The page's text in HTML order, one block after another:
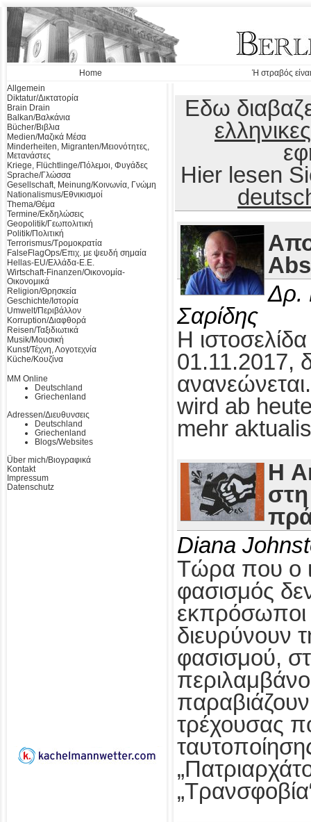
Home
Ή στραβός
Allgemein
Diktatur/Δικτατορία
Brain Drain
Balkan/Βαλκάνια
Bücher/Βιβλια
Medien/Μαζικά Μέσα
Minderheiten, Migranten/Μειονότητες,
Μετανάστες
Kriege, Flüchtlinge/Πόλεμοι, Φυγάδες
Sprache/Γλώσσα
Gesellschaft, Meinung/Κοινωνία, Γνώμη
Nationalismus/Εθνικισμοί
Thema/Θέμα
Termine/Εκδηλώσεις
Geopolitik/Γεωπολιτική
Politik/Πολιτική
Terrorismus/Τρομοκρατία
FalseFlagOps/Επιχ. με ψευδή σημαία
Hellas-EU/Ελλάδα-Ε.Ε.
Wirtschaft-Finanzen/Οικονομία-
Οικονομικά
Religion/Θρησκεία
Geschichte/Ιστορία
Umwelt/Περιβάλλον
Korruption/Διαφθορά
Reisen/Ταξιδιωτικά
Musik/Μουσική
Kunst/Τέχνη, Λογοτεχνία
Küche/Κουζίνα
MM Online
Deutschland
Griechenland
Adressen/Διευθυνσεις
Deutschland
Griechenland
Blogs/Websites
Über mich/Βιογραφικά
Kontakt
Impressum
Datenschutz
Εδω
ελληνικες
Hier lesen
Δρ.
Σαρίδης
Η
01.11.2017,
wird ab
mehr
Η
Diana
Τώρα που ο
φασισμός
εκπρόσωποι
διευρύνουν
φασισμού,
τρέχουσας